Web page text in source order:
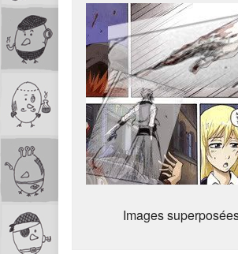
Images